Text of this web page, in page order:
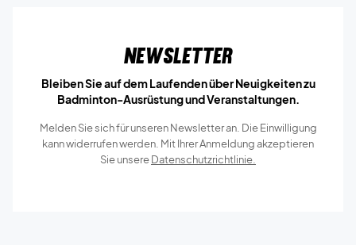
Newsletter
Bleiben Sie auf dem Laufenden über Neuigkeiten zu
Badminton-Ausrüstung und Veranstaltungen.
Melden Sie sich für unseren Newsletter an. Die Einwilligung
kann widerrufen werden. Mit Ihrer Anmeldung akzeptieren
Sie unsereDatenschutzrichtlinie.